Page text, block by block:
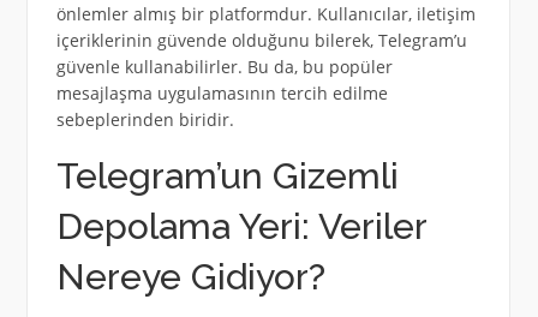
önlemler almış bir platformdur. Kullanıcılar, iletişim
içeriklerinin güvende olduğunu bilerek, Telegram’u
güvenle kullanabilirler. Bu da, bu popüler
mesajlaşma uygulamasının tercih edilme
sebeplerinden biridir.
Telegram’un Gizemli
Depolama Yeri: Veriler
Nereye Gidiyor?